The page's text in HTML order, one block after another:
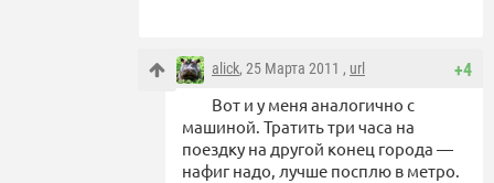
+4
alick, 25 Марта 2011 , url
Вот и у меня аналогично с
машиной. Тратить три часа на
поездку на другой конец города —
нафиг надо, лучше посплю в метро.